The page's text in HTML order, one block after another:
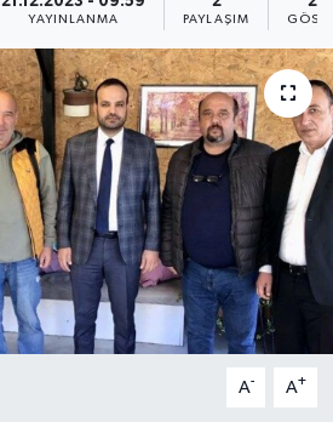
YAYINLANMA PAYLAŞIM
A- A+